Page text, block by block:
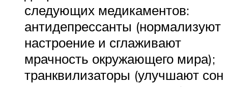
следующих медикаментов:
антидепрессанты (нормализуют
настроение и сглаживают
мрачность окружающего мира);
транквилизаторы (улучшают сон